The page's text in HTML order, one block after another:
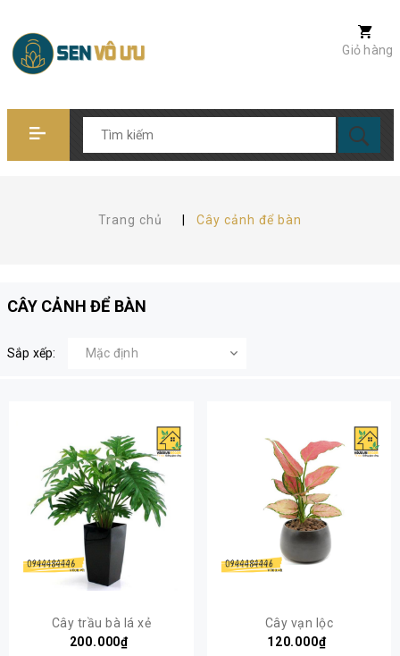
Giỏ hàng
Trang chủ Cây cảnh để bàn
CÂY CẢNH ĐỂ BÀN
Sắp xếp:
Cây trầu bà lá xẻ
200.000₫
Cây vạn lộc
120.000₫